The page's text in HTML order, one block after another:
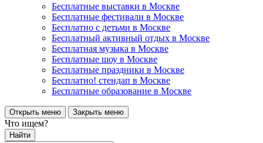
Бесплатные выставки в Москве
Бесплатные фестивали в Москве
Бесплатно с детьми в Москве
Бесплатный активный отдых в Москве
Бесплатная музыка в Москве
Бесплатные шоу в Москве
Бесплатные праздники в Москве
Бесплатно! стендап в Москве
Бесплатные образование в Москве
Открыть меню Закрыть меню
Что ищем?
Найти